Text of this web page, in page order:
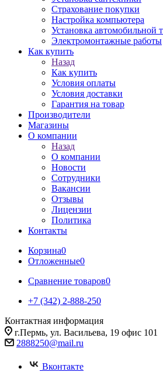
Страхование покупки
Настройка компьютера
Установка автомобильной
Электромонтажные работы
Как купить
Назад
Как купить
Условия оплаты
Условия доставки
Гарантия на товар
Производители
Магазины
О компании
Назад
О компании
Новости
Сотрудники
Вакансии
Отзывы
Лицензии
Политика
Контакты
Корзина0
Отложенные0
Сравнение товаров0
+7 (342) 2-888-250
Контактная информация
г.Пермь, ул. Васильева, 19 офис 101
2888250@mail.ru
Вконтакте